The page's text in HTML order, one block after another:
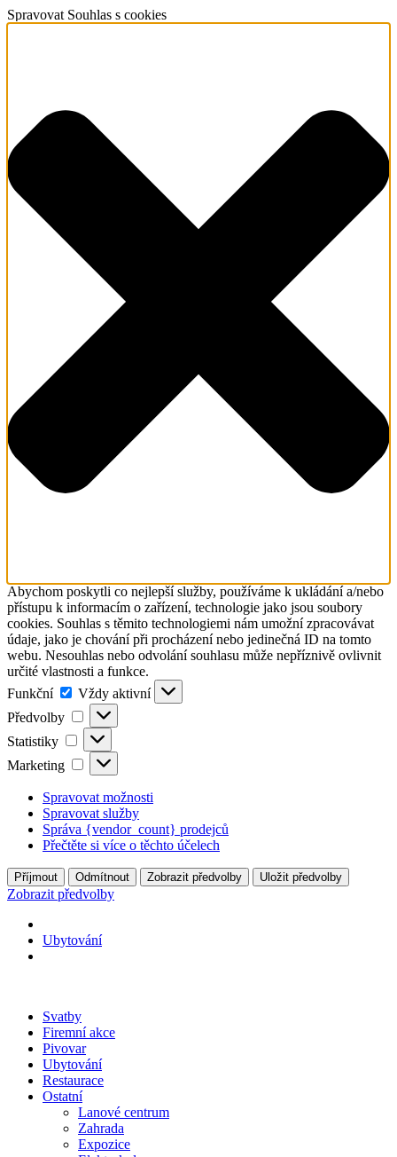
Spravovat Souhlas s cookies
Abychom poskytli co nejlepší služby, používáme k ukládání a/nebo
přístupu k informacím o zařízení, technologie jako jsou soubory
cookies. Souhlas s těmito technologiemi nám umožní zpracovávat
údaje, jako je chování při procházení nebo jedinečná ID na tomto
webu. Nesouhlas nebo odvolání souhlasu může nepříznivě ovlivnit
určité vlastnosti a funkce.
Funkční
Funkční
Vždy aktivní
Předvolby
Předvolby
Statistiky Statistiky
Marketing Marketing
Spravovat možnosti
Spravovat služby
Správa {vendor_count} prodejců
Přečtěte si více o těchto účelech
Příjmout Odmítnout Zobrazit předvolby Uložit předvolby
Zobrazit předvolby
Ubytování
Svatby
Firemní akce
Pivovar
Ubytování
Restaurace
Ostatní
Lanové centrum
Zahrada
Expozice